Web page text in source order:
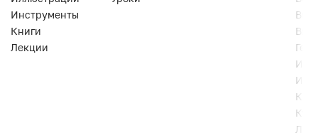
Инструменты
Книги
Лекции